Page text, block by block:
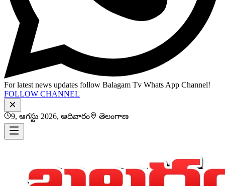
For latest news updates follow Balagam Tv Whats App Channel!
FOLLOW CHANNEL
9, ఆగస్టు 2026, ఆదివారం తెలంగాణ